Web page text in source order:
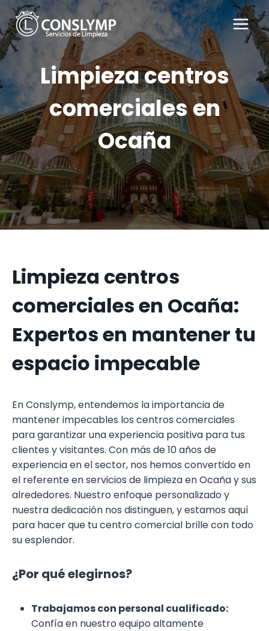
Saltar
al
contenido
Limpieza centros
comerciales en
Ocaña
Limpieza centros
comerciales en Ocaña:
Expertos en mantener tu
espacio impecable
En Conslymp, entendemos la importancia de
mantener impecables los centros comerciales
para garantizar una experiencia positiva para tus
clientes y visitantes. Con más de 10 años de
experiencia en el sector, nos hemos convertido en
el referente en servicios de limpieza en Ocaña y sus
alrededores. Nuestro enfoque personalizado y
nuestra dedicación nos distinguen, y estamos aquí
para hacer que tu centro comercial brille con todo
su esplendor.
¿Por qué elegirnos?
Trabajamos con personal cualificado:
Confía en nuestro equipo altamente